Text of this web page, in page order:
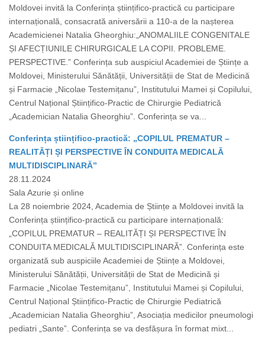
Moldovei invită la Conferința științifico-practică cu participare
internațională, consacrată aniversării a 110-a de la nașterea
Academicienei Natalia Gheorghiu:„ANOMALIILE CONGENITALE
ȘI AFECȚIUNILE CHIRURGICALE LA COPII. PROBLEME.
PERSPECTIVE.” Conferința sub auspiciul Academiei de Științe a
Moldovei, Ministerului Sănătății, Universității de Stat de Medicină
și Farmacie „Nicolae Testemițanu”, Institutului Mamei și Copilului,
Centrul Național Științifico-Practic de Chirurgie Pediatrică
„Academician Natalia Gheorghiu”. Conferința se va...
Conferința științifico-practică: „COPILUL PREMATUR –
REALITĂȚI ȘI PERSPECTIVE ÎN CONDUITA MEDICALĂ
MULTIDISCIPLINARĂ”
28.11.2024
Sala Azurie și online
La 28 noiembrie 2024, Academia de Științe a Moldovei invită la
Conferința științifico-practică cu participare internațională:
„COPILUL PREMATUR – REALITĂȚI ȘI PERSPECTIVE ÎN
CONDUITA MEDICALĂ MULTIDISCIPLINARĂ”. Conferința este
organizată sub auspiciile Academiei de Științe a Moldovei,
Ministerului Sănătății, Universității de Stat de Medicină și
Farmacie „Nicolae Testemițanu”, Institutului Mamei și Copilului,
Centrul Național Științifico-Practic de Chirurgie Pediatrică
„Academician Natalia Gheorghiu”, Asociația medicilor pneumologi
pediatri „Sante”. Conferința se va desfășura în format mixt...